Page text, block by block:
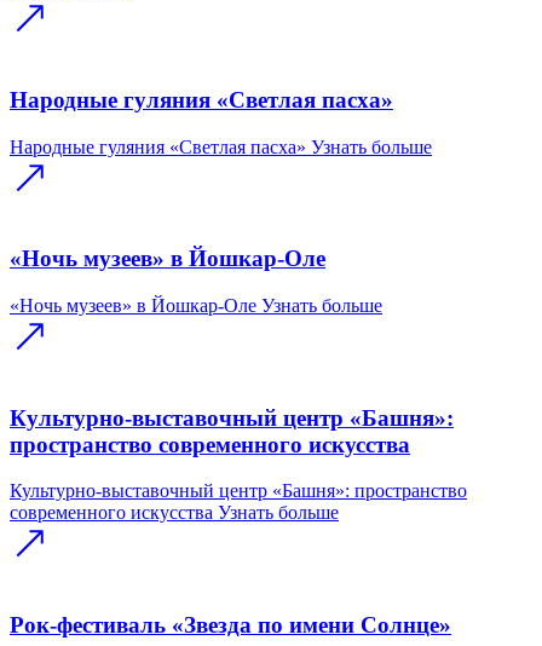
Народные гуляния «Светлая пасха»
Народные гуляния «Светлая пасха» Узнать больше
«Ночь музеев» в Йошкар-Оле
«Ночь музеев» в Йошкар-Оле Узнать больше
Культурно-выставочный центр «Башня»:
пространство современного искусства
Культурно-выставочный центр «Башня»: пространство
современного искусства Узнать больше
Рок-фестиваль «Звезда по имени Солнце»